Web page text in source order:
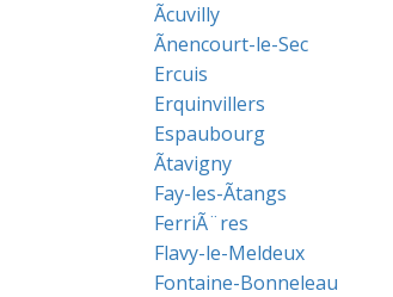
Ãcuvilly
Ãnencourt-le-Sec
Ercuis
Erquinvillers
Espaubourg
Ãtavigny
Fay-les-Ãtangs
FerriÃ¨res
Flavy-le-Meldeux
Fontaine-Bonneleau